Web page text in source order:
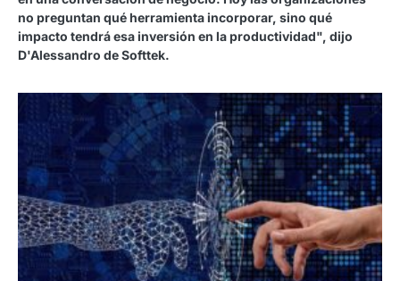
no preguntan qué herramienta incorporar, sino qué
impacto tendrá esa inversión en la productividad", dijo
D'Alessandro de Softtek.